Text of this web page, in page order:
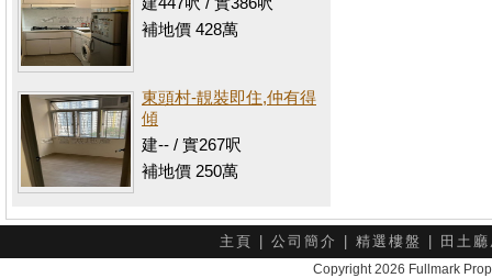
補地價 428萬
東頭村-靚裝即住,仲有得
傾
建-- / 實267呎
補地價 250萬
主頁 公司簡介 精選樓盤 田土
Copyright 2026 Fullmark